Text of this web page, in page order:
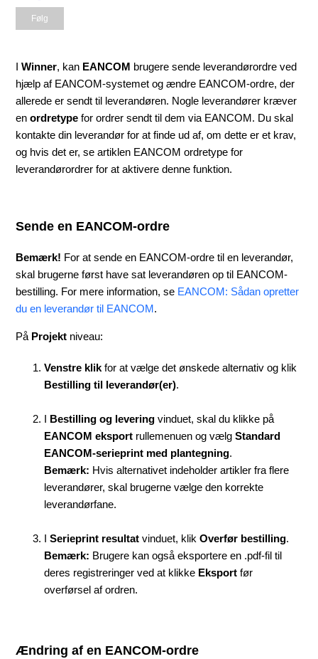
Følg
IWinner, kan EANCOM brugere sende leverandørordre ved
hjælp af EANCOM-systemet og ændre EANCOM-ordre, der
allerede er sendt til leverandøren. Nogle leverandører kræver
enordretype for ordrer sendt til dem via EANCOM. Du skal
kontakte din leverandør for at finde ud af, om dette er et krav,
og hvis det er, se artiklen EANCOM ordretype for
leverandørordrer for at aktivere denne funktion.
Sende en EANCOM-ordre
Bemærk! For at sende en EANCOM-ordre til en leverandør,
skal brugerne først have sat leverandøren op til EANCOM-
bestilling. For mere information, se EANCOM: Sådan opretter
du en leverandør til EANCOM.
På Projekt niveau:
Venstre klikfor at vælge det ønskede alternativ og klik
Bestilling til leverandør(er).
I Bestilling og levering vinduet, skal du klikke på
EANCOM eksport rullemenuen og vælgStandard
EANCOM-serieprint med plantegning.
Bemærk: Hvis alternativet indeholder artikler fra flere
leverandører, skal brugerne vælge den korrekte
leverandørfane.
ISerieprint resultat vinduet, klikOverfør bestilling.
Bemærk: Brugere kan også eksportere en .pdf-fil til
deres registreringer ved at klikke Eksport før
overførsel af ordren.
Ændring af en EANCOM-ordre